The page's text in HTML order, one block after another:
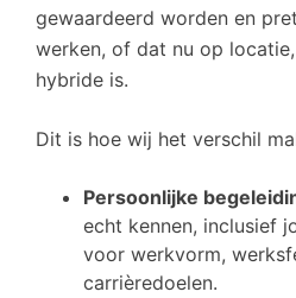
gewaardeerd worden en
werken, of dat nu op
hybride is.
Dit is hoe wij het verschil
Persoonlijke
echt kennen, inclusief
voor werkvorm,
carrièredoelen.